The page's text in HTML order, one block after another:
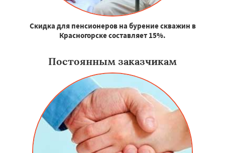
Скидка для пенсионеров на бурение скважин в
Красногорске составляет 15%.
Постоянным заказчикам